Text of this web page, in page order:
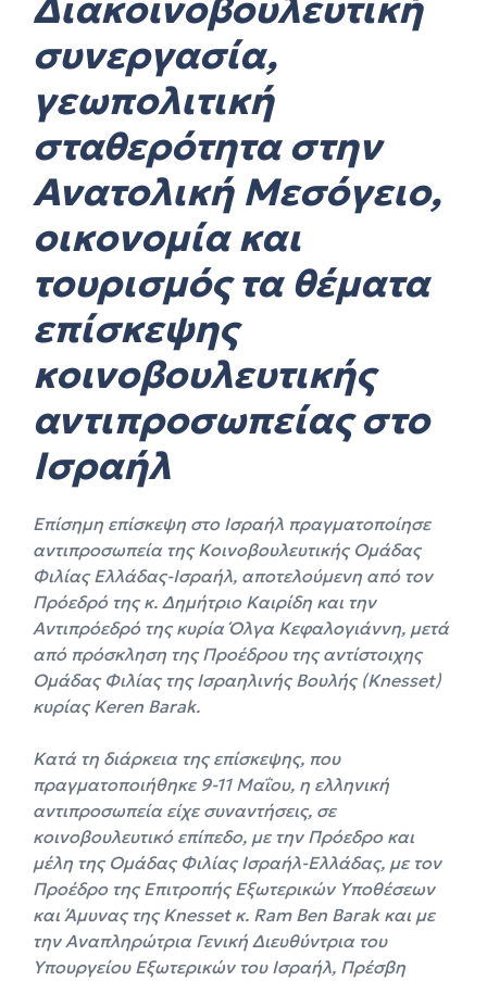
Διακοινοβουλευτική
συνεργασία,
γεωπολιτική
σταθερότητα στην
Ανατολική Μεσόγειο,
οικονομία και
τουρισμός τα θέματα
επίσκεψης
κοινοβουλευτικής
αντιπροσωπείας στο
Ισραήλ
Επίσημη επίσκεψη στο Ισραήλ πραγματοποίησε
αντιπροσωπεία της Κοινοβουλευτικής Ομάδας
Φιλίας Ελλάδας-Ισραήλ, αποτελούμενη από τον
Πρόεδρό της κ. Δημήτριο Καιρίδη και την
Αντιπρόεδρό της κυρία Όλγα Κεφαλογιάννη, μετά
από πρόσκληση της Προέδρου της αντίστοιχης
Ομάδας Φιλίας της Ισραηλινής Βουλής (Knesset)
κυρίας Κeren Barak.
Κατά τη διάρκεια της επίσκεψης, που
πραγματοποιήθηκε 9-11 Μαΐου, η ελληνική
αντιπροσωπεία είχε συναντήσεις, σε
κοινοβουλευτικό επίπεδο, με την Πρόεδρο και
μέλη της Ομάδας Φιλίας Ισραήλ-Ελλάδας, με τον
Προέδρο της Επιτροπής Εξωτερικών Υποθέσεων
και Άμυνας της Knesset κ. Ram Ben Barak και με
την Αναπληρώτρια Γενική Διευθύντρια του
Υπουργείου Εξωτερικών του Ισραήλ, Πρέσβη